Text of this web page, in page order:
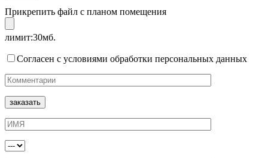
Прикрепить файл с планом помещения
лимит:30мб.
Согласен с условиями обработки персональных данных